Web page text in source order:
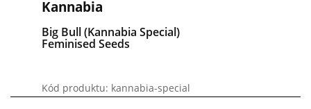
Kannabia
Big Bull (Kannabia Special)
Feminised Seeds
Kód produktu: kannabia-special